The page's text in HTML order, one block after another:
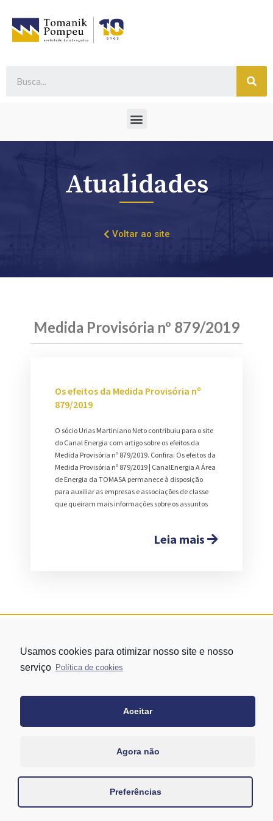
Atualidades
Voltar ao site
Medida Provisória nº 879/2019
Os efeitos da Medida Provisória nº
879/2019
O sócio Urias Martiniano Neto contribuiu para o site
do Canal Energia com artigo sobre os efeitos da
Medida Provisória nº 879/2019. Confira: Os efeitos da
Medida Provisória nº 879/2019 | CanalEnergia A Área
de Energia da TOMASA permanece à disposição
para auxiliar as empresas e associações de classe
que queiram mais informações sobre os assuntos
Leia mais
andar – conj. 1305 – Vila Mariana - São Paulo/SP
Usamos cookies para otimizar nosso site e nosso
serviço Política de cookies
Aceitar
Agora não
Preferências